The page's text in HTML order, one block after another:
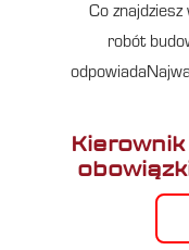
Co
robót